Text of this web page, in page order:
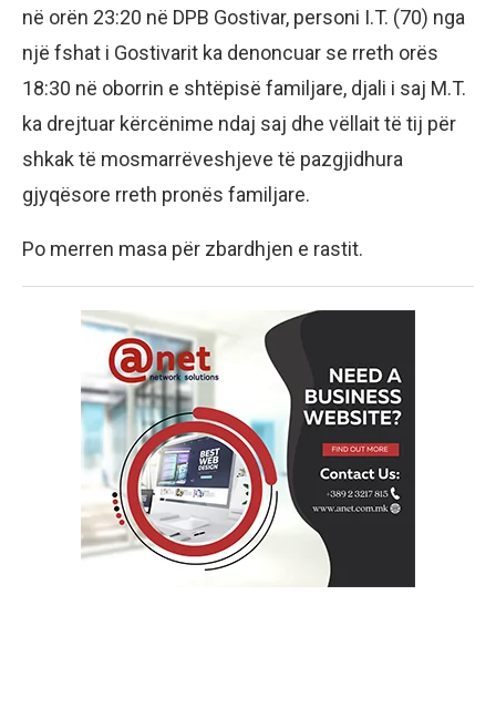
në orën 23:20 në DPB Gostivar, personi I.T. (70) nga
një fshat i Gostivarit ka denoncuar se rreth orës
18:30 në oborrin e shtëpisë familjare, djali i saj M.T.
ka drejtuar kërcënime ndaj saj dhe vëllait të tij për
shkak të mosmarrëveshjeve të pazgjidhura
gjyqësore rreth pronës familjare.
Po merren masa për zbardhjen e rastit.